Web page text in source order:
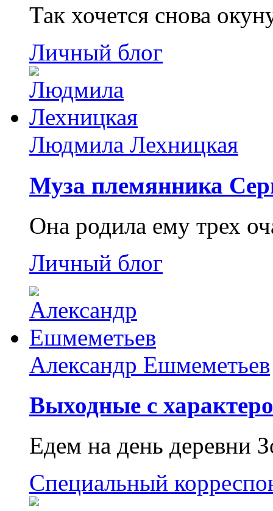
Так хочется снова
Личный блог
Людмила Лехницкая
Муза племянника
Она родила ему трех
Личный блог
Александр Ешмеметьев
Выходные с
Едем на день деревни
Специальный